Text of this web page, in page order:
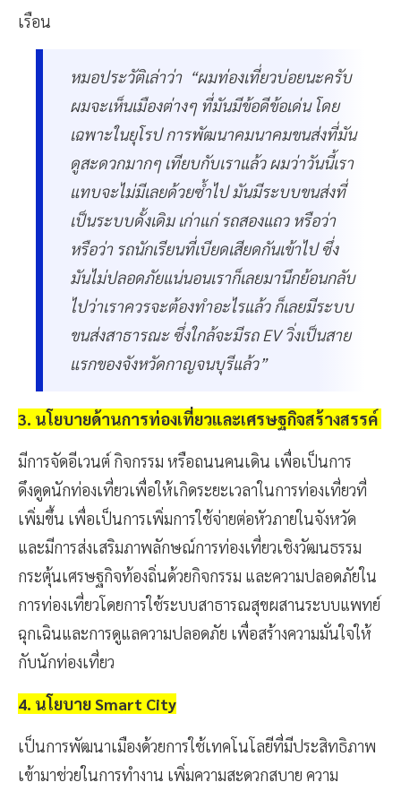
เรือน
หมอประวัติเล่าว่า “ผมท่องเที่ยวบ่อยนะครับ
ผมจะเห็นเมืองต่างๆ ที่มันมีข้อดีข้อเด่น โดย
เฉพาะในยุโรป การพัฒนาคมนาคมขนส่งที่มัน
ดูสะดวกมากๆ เทียบกับเราแล้ว ผมว่าวันนี้เรา
แทบจะไม่มีเลยด้วยซ้ำไป มันมีระบบขนส่งที่
เป็นระบบดั้งเดิม เก่าแก่ รถสองแถว หรือว่า
หรือว่า รถนักเรียนที่เบียดเสียดกันเข้าไป ซึ่ง
มันไม่ปลอดภัยแน่นอนเราก็เลยมานึกย้อนกลับ
ไปว่าเราควรจะต้องทำอะไรแล้ว ก็เลยมีระบบ
ขนส่งสาธารณะ ซึ่งใกล้จะมีรถ EV วิ่งเป็นสาย
แรกของจังหวัดกาญจนบุรีแล้ว”
3. นโยบายด้านการท่องเที่ยวและเศรษฐกิจสร้างสรรค์
มีการจัดอีเวนต์ กิจกรรม หรือถนนคนเดิน เพื่อเป็นการ
ดึงดูดนักท่องเที่ยวเพื่อให้เกิดระยะเวลาในการท่องเที่ยวที่
เพิ่มขึ้น เพื่อเป็นการเพิ่มการใช้จ่ายต่อหัวภายในจังหวัด
และมีการส่งเสริมภาพลักษณ์การท่องเที่ยวเชิงวัฒนธรรม
กระตุ้นเศรษฐกิจท้องถิ่นด้วยกิจกรรม และความปลอดภัยใน
การท่องเที่ยวโดยการใช้ระบบสาธารณสุขผสานระบบแพทย์
ฉุกเฉินและการดูแลความปลอดภัย เพื่อสร้างความมั่นใจให้
กับนักท่องเที่ยว
4. นโยบาย Smart City
เป็นการพัฒนาเมืองด้วยการใช้เทคโนโลยีที่มีประสิทธิภาพ
เข้ามาช่วยในการทำงาน เพิ่มความสะดวกสบาย ความ